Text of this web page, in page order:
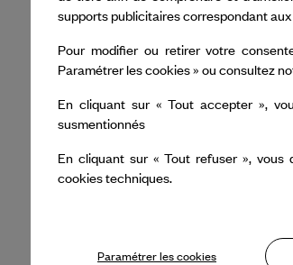
supports publicitaires correspondant
Pour modifier ou retirer votre
Paramétrer les cookies » ou consultez
En cliquant sur « Tout accepter »,
susmentionnés
En cliquant sur « Tout refuser », vous
cookies techniques.
Paramétrer les cookies